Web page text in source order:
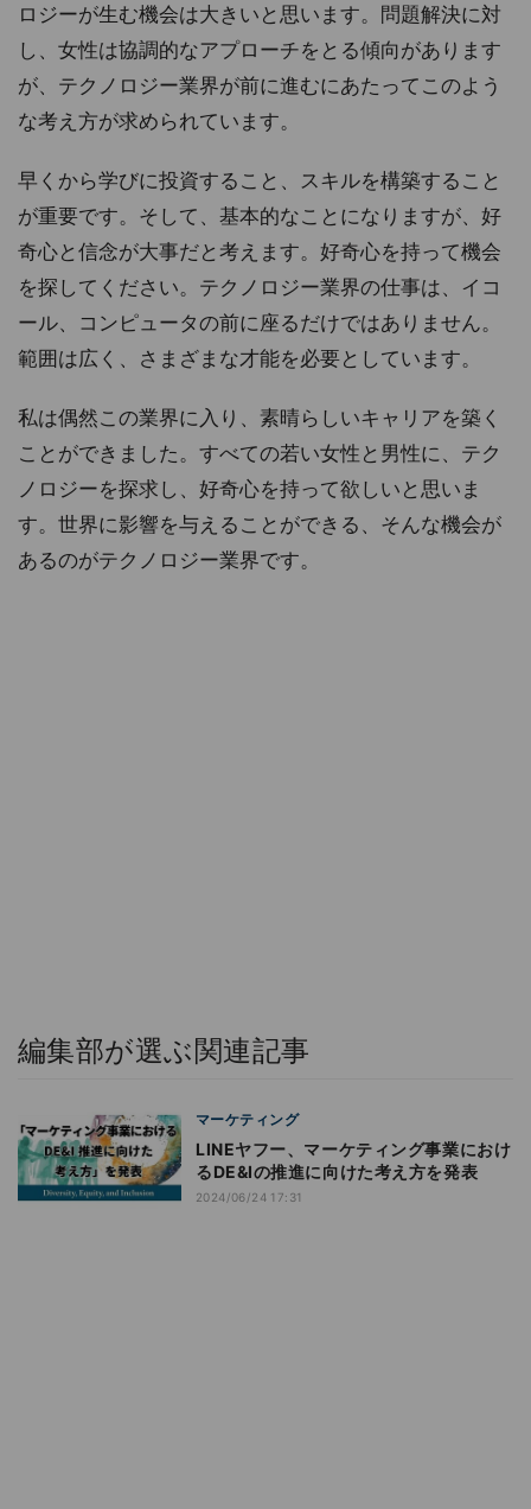
ロジーが生む機会は大きいと思います。問題解決に対
し、女性は協調的なアプローチをとる傾向があります
が、テクノロジー業界が前に進むにあたってこのよう
な考え方が求められています。
早くから学びに投資すること、スキルを構築すること
が重要です。そして、基本的なことになりますが、好
奇心と信念が大事だと考えます。好奇心を持って機会
を探してください。テクノロジー業界の仕事は、イコ
ール、コンピュータの前に座るだけではありません。
範囲は広く、さまざまな才能を必要としています。
私は偶然この業界に入り、素晴らしいキャリアを築く
ことができました。すべての若い女性と男性に、テク
ノロジーを探求し、好奇心を持って欲しいと思いま
す。世界に影響を与えることができる、そんな機会が
あるのがテクノロジー業界です。
編集部が選ぶ関連記事
マーケティング
LINEヤフー、マーケティング事業におけ
るDE&Iの推進に向けた考え方を発表
2024/06/24 17:31